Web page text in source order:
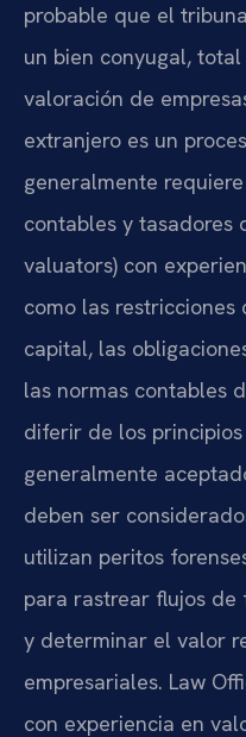
probable que el
un bien conyugal,
valoración de
extranjero es un
generalmente
contables y tasadores
valuators) con
como las restricciones
capital, las
las normas contables
diferir de los
generalmente
deben ser
utilizan peritos
para rastrear flujos de
y determinar el valor
empresariales. Law
con experiencia en